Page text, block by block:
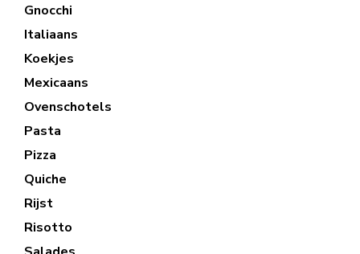
Gnocchi
Italiaans
Koekjes
Mexicaans
Ovenschotels
Pasta
Pizza
Quiche
Rijst
Risotto